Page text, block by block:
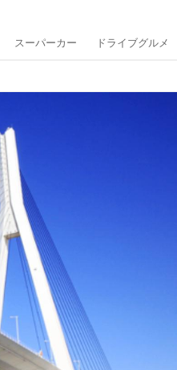
スーパーカー ドライブグルメ